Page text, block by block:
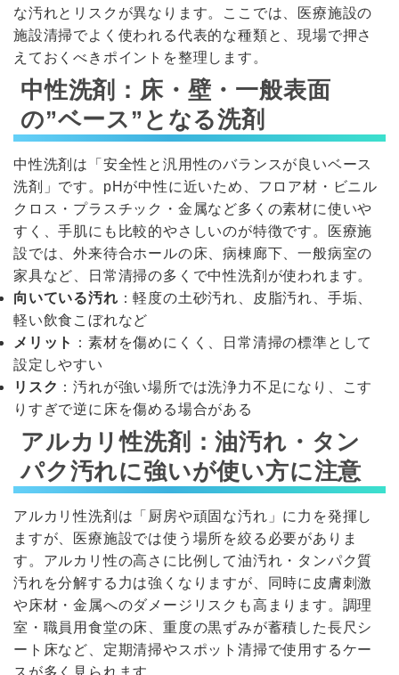
な汚れとリスクが異なります。ここでは、医療施設の
施設清掃でよく使われる代表的な種類と、現場で押さ
えておくべきポイントを整理します。
中性洗剤：床・壁・一般表面
の”ベース”となる洗剤
中性洗剤は「安全性と汎用性のバランスが良いベース
洗剤」です。pHが中性に近いため、フロア材・ビニル
クロス・プラスチック・金属など多くの素材に使いや
すく、手肌にも比較的やさしいのが特徴です。医療施
設では、外来待合ホールの床、病棟廊下、一般病室の
家具など、日常清掃の多くで中性洗剤が使われます。
向いている汚れ ：軽度の土砂汚れ、皮脂汚れ、手垢、
軽い飲食こぼれなど
メリット
：素材を傷めにくく、日常清掃の標準として
設定しやすい
リスク ：汚れが強い場所では洗浄力不足になり、こす
りすぎで逆に床を傷める場合がある
アルカリ性洗剤：油汚れ・タン
パク汚れに強いが使い方に注意
アルカリ性洗剤は「厨房や頑固な汚れ」に力を発揮し
ますが、医療施設では使う場所を絞る必要がありま
す。アルカリ性の高さに比例して油汚れ・タンパク質
汚れを分解する力は強くなりますが、同時に皮膚刺激
や床材・金属へのダメージリスクも高まります。調理
室・職員用食堂の床、重度の黒ずみが蓄積した長尺シ
ート床など、定期清掃やスポット清掃で使用するケー
スが多く見られます。